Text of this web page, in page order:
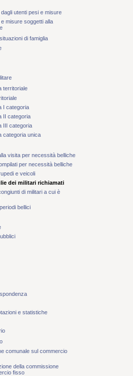
utenti pesi e misure
misure soggetti alla
di famiglia
territoriale
I categoria
II categoria
III categoria
categoria unica
visita per necessità belliche
per necessità belliche
e veicoli
dei militari richiamati
di militari a cui è
bellici
e statistiche
comunale sul commercio
della commissione
fisso